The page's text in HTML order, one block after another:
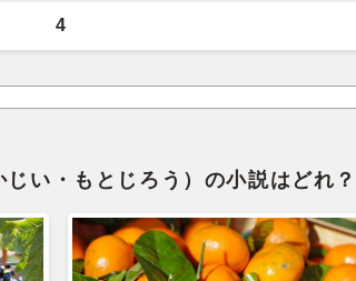
4
い・もとじろう）の小説はどれ？